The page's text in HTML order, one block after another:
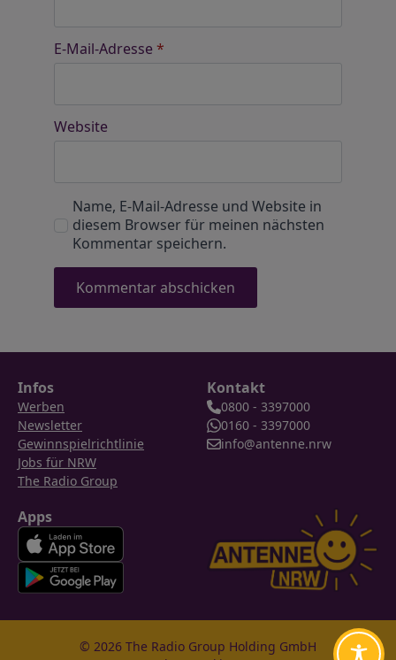
E-Mail-Adresse *
Website
Name, E-Mail-Adresse und Website in
diesem Browser für meinen nächsten
Kommentar speichern.
Infos
Werben
Newsletter
Gewinnspielrichtlinie
Jobs für NRW
The Radio Group
Kontakt
0800 - 3397000
0160 - 3397000
info@antenne.nrw
Apps
© 2026 The Radio Group Holding GmbH